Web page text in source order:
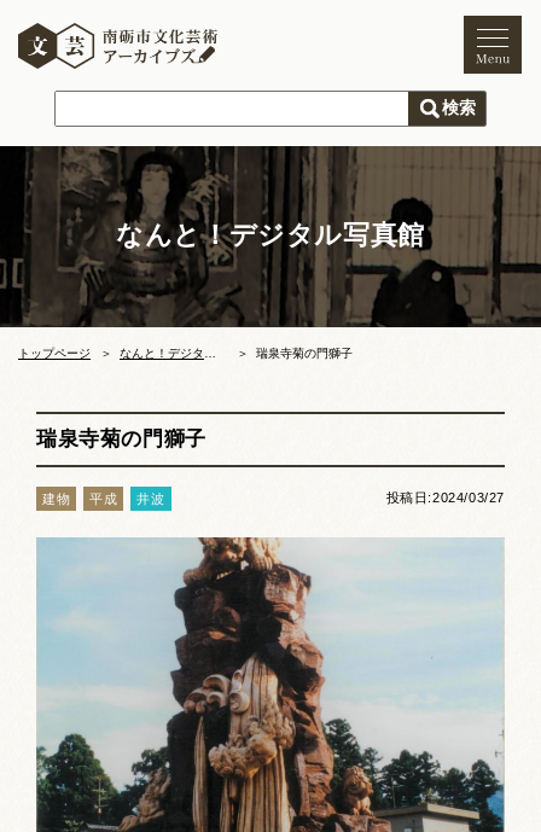
ご利用案内
新着情報
文化芸術
文化財 獅子舞 まつり
文化遺産
南砺文化地図
NANTO Wiki
なんと！デジタル写真館
トップページ 瑞泉寺菊の門獅子
瑞泉寺菊の門獅子
建物 平成 井波 投稿日:2024/03/27